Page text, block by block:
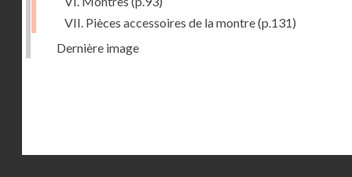
VII. Pièces accessoires de la montre(p.131)
Dernière image